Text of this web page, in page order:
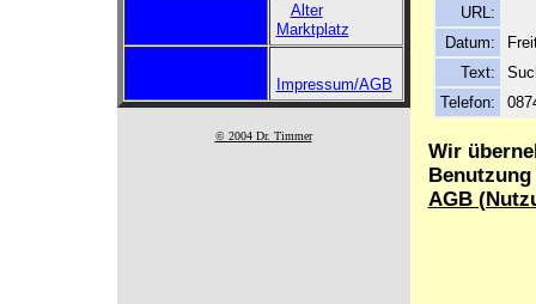
Alter
Marktplatz
Impressum/AGB
© 2004 Dr. Timmer
URL:
Datum:
Text:
Telefon:
Wir
AGB